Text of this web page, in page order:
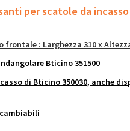
per scatole da incasso
: Larghezza 310 x
Bticino 351500
di Bticino 350030, anche